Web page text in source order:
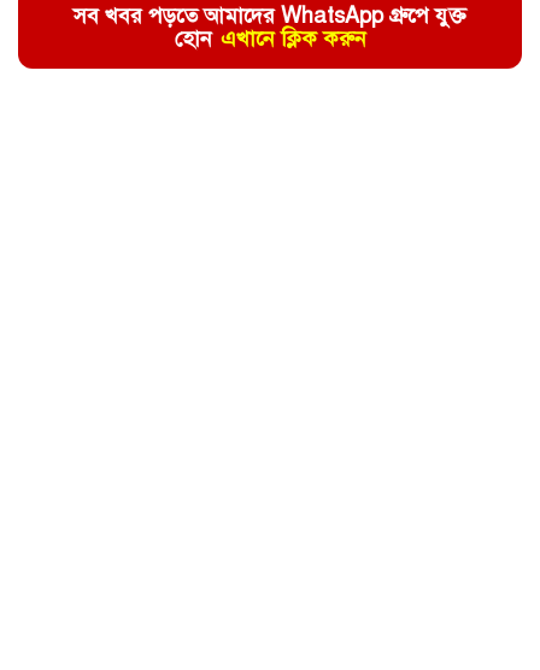
সব খবর পড়তে আমাদের WhatsApp গ্রুপে যুক্ত
হোন এখানে ক্লিক করুন